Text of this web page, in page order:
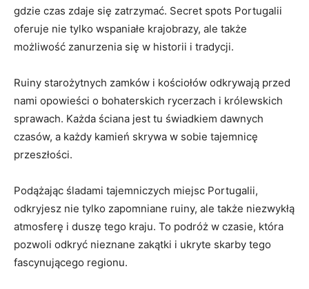
gdzie czas zdaje się zatrzymać. Secret spots Portugalii
oferuje nie tylko wspaniałe‍ krajobrazy, ale także
możliwość zanurzenia się w historii i‍ tradycji.
Ruiny starożytnych zamków i kościołów odkrywają przed
nami opowieści o bohaterskich rycerzach‍ i ‍królewskich
sprawach. Każda ściana jest tu świadkiem dawnych
czasów, a każdy kamień skrywa w sobie tajemnicę
przeszłości.
Podążając śladami tajemniczych miejsc Portugalii,
odkryjesz nie tylko zapomniane ruiny, ale także niezwykłą
atmosferę i duszę tego ‍kraju. To⁣ podróż​ w czasie, która
⁣pozwoli odkryć ‌nieznane zakątki i ukryte skarby tego
fascynującego⁤ regionu.